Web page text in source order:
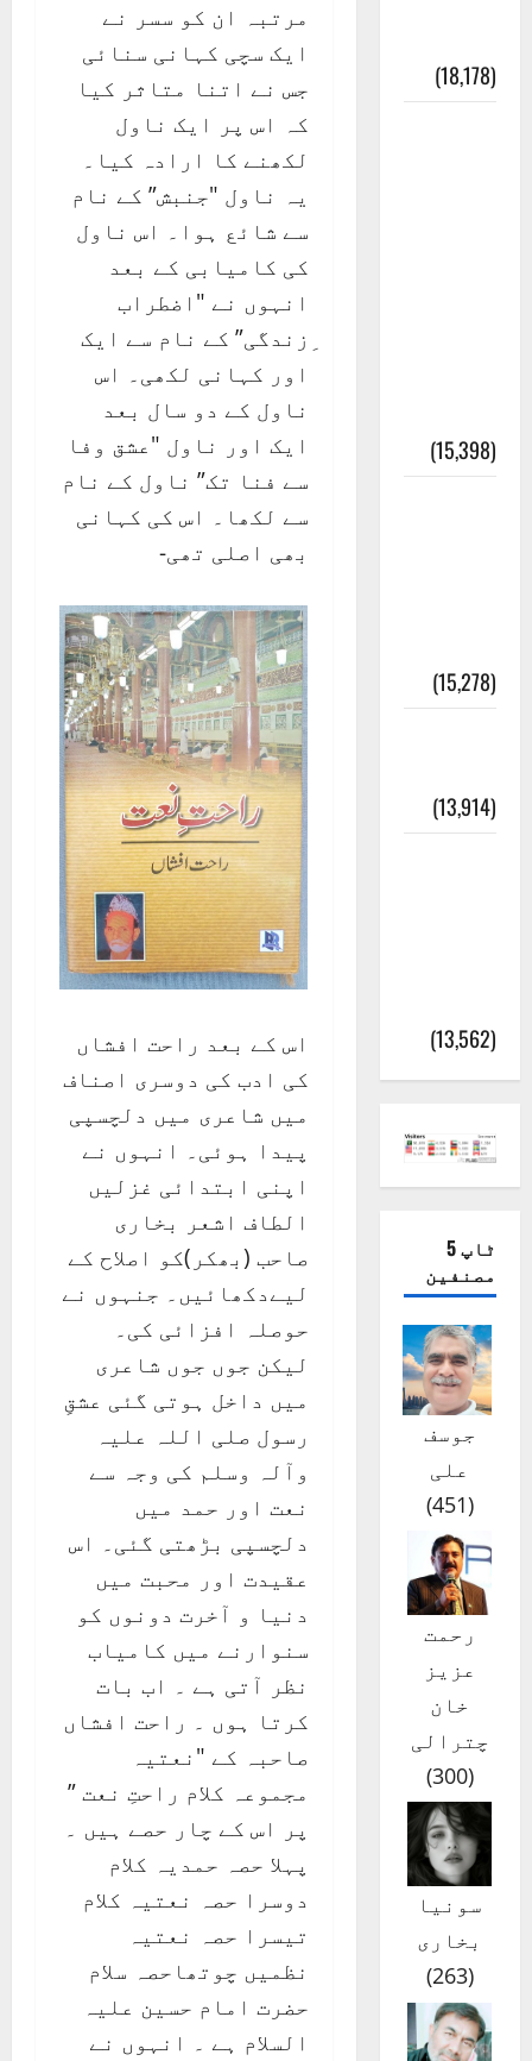
مرتبہ ان کو سسر نے
ایک سچی کہانی سنائی
جس نے اتنا متاثر کیا
کہ اس پر ایک ناول
لکھنے کا ارادہ کیا۔
یہ ناول "جنبش” کے نام
سے شائع ہوا۔ اس ناول
کی کامیابی کے بعد
انہوں نے "اضطراب
ِزندگی” کے نام سے ایک
اور کہانی لکھی۔ اس
ناول کے دو سال بعد
ایک اور ناول "عشق وفا
سے فنا تک” ناول کے نام
سے لکھا۔ اس کی کہانی
بھی اصلی تھی-
اس کے بعد راحت افشاں
کی ادب کی دوسری اصناف
میں شاعری میں دلچسپی
پیدا ہوئی۔ انہوں نے
اپنی ابتدائی غزلیں
الطاف اشعر بخاری
صاحب (بھکر)کو اصلاح کے
لیےدکھائیں۔ جنہوں نے
حوصلہ افزائی کی۔
لیکن جوں جوں شاعری
میں داخل ہوتی گئی عشقِ
رسول صلی اللہ علیہ
وآلہ وسلم کی وجہ سے
نعت اور حمد میں
دلچسپی بڑھتی گئی۔ اس
عقیدت اور محبت میں
دنیا و آخرت دونوں کو
سنوارنے میں کامیاب
نظر آتی ہے ۔ اب بات
کرتا ہوں ۔ راحت افشاں
صاحبہ کے "نعتیہ
مجموعہ کلام راحتِ نعت ”
پر اس کے چار حصے ہیں ۔
پہلا حصہ حمدیہ کلام
دوسرا حصہ نعتیہ کلام
تیسرا حصہ نعتیہ
نظمیں چوتھاحصہ سلام
حضرت امام حسین علیہ
السلام ہے ۔ انہوں نے
(18,178)
(15,398)
(15,278)
(13,914)
(13,562)
ٹاپ 5
مصنفین
جوسف
علی
(
451
)
رحمت
عزیز
خان
چترالی
(
300
)
سونیا
بخاری
(
263
)